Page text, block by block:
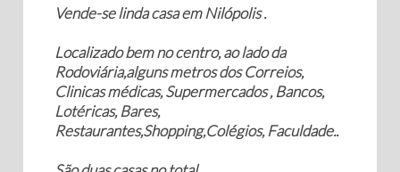
Vende-se linda casa em Nilópolis .
Localizado bem no centro, ao lado da
Rodoviária,alguns metros dos Correios,
Clinicas médicas, Supermercados , Bancos,
Lotéricas, Bares,
Restaurantes,Shopping,Colégios, Faculdade..